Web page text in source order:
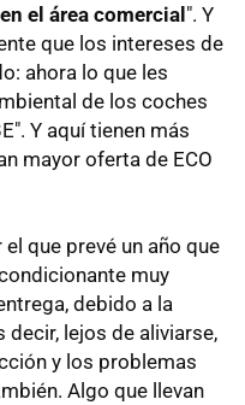
el área comercial". Y
que los intereses de
ahora lo que les
de los coches
Y aquí tienen más
mayor oferta de ECO
que prevé un año que
muy
debido a la
lejos de aliviarse,
y los problemas
Algo que llevan